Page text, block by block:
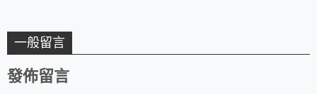
一般留言
發佈留言